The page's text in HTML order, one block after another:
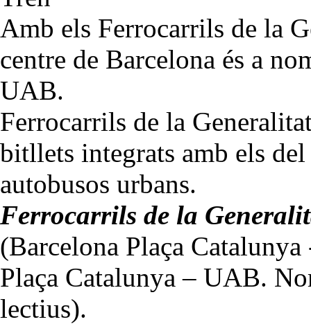
Amb els Ferrocarrils de la
centre de Barcelona és a
UAB.
Ferrocarrils de la
bitllets integrats amb els
autobusos urbans.
Ferrocarrils de la
(Barcelona Plaça
Plaça Catalunya – UAB.
lectius).